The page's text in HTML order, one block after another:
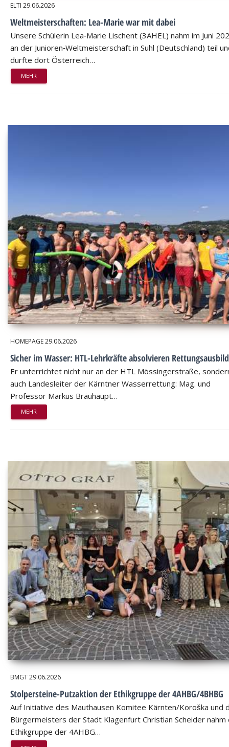
ELTI 29.06.2026
Weltmeisterschaften: Lea-Marie war mit dabei
Unsere Schülerin Lea‑Marie Lischent (3AHEL) nahm im Juni
an der Junioren‑Weltmeisterschaft in Suhl (Deutschland) teil
durfte dort Österreich…
MEHR
HOMEPAGE29.06.2026
Sicher im Wasser: HTL-Lehrkräfte absolvieren
Er unterrichtet nicht nur an der HTL Mössingerstraße,
auch Landesleiter der Kärntner Wasserrettung: Mag. und
Professor Markus Bräuhaupt…
MEHR
BMGT29.06.2026
Stolpersteine-Putzaktion der Ethikgruppe der 4AHBG/4BHBG
Auf Initiative des Mauthausen Komitee Kärnten/Koroška und
Bürgermeisters der Stadt Klagenfurt Christian Scheider nahm
Ethikgruppe der 4AHBG…